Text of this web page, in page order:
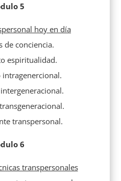
5
hoy en día
de conciencia.
espiritualidad.
intragenercional.
transpersonal.
6
transpersonales